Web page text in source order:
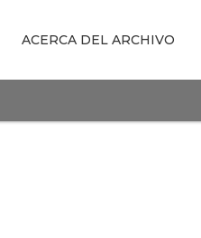
ACERCA DEL ARCHIVO